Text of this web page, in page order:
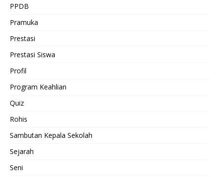
PPDB
Pramuka
Prestasi
Prestasi Siswa
Profil
Program Keahlian
Quiz
Rohis
Sambutan Kepala Sekolah
Sejarah
Seni